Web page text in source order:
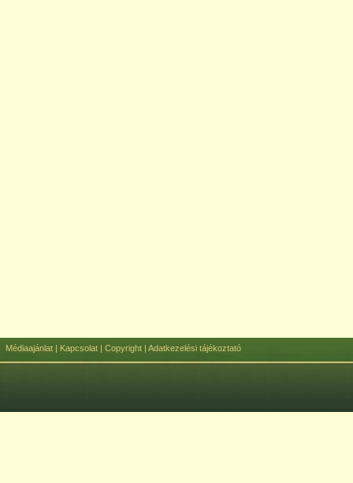
Médiaajánlat | Kapcsolat | Copyright | Adatkezelési tájékoztató